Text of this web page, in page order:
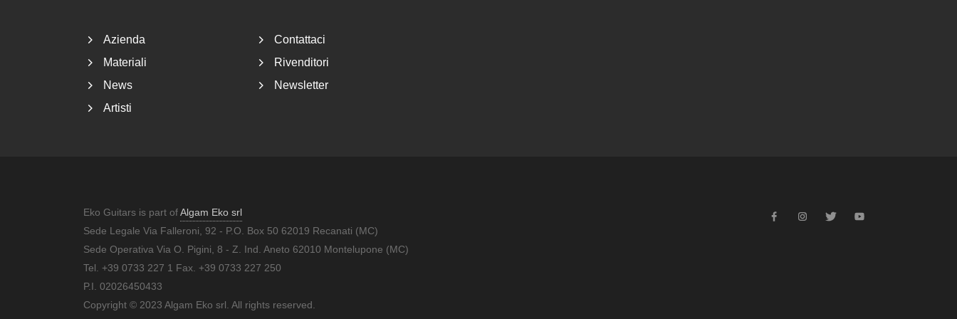
Azienda
Materiali
News
Artisti
Contattaci
Rivenditori
Newsletter
Eko Guitars is part ofAlgam Eko srl
Sede Legale Via Falleroni, 92 - P.O. Box 50 62019 Recanati (MC)
Sede Operativa Via O. Pigini, 8 - Z. Ind. Aneto 62010 Montelupone (MC)
Tel. +39 0733 227 1 Fax. +39 0733 227 250
P.I. 02026450433
Copyright © 2023 Algam Eko srl. All rights reserved.